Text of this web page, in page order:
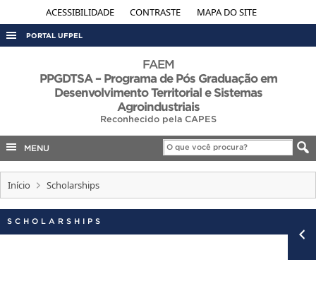
ACESSIBILIDADE CONTRASTE MAPA DO SITE
PORTAL UFPEL
AUDITORIA
FAEM
PPGDTSA – Programa de Pós Graduação em
Desenvolvimento Territorial e Sistemas
Agroindustriais
Reconhecido pela CAPES
MENU
Início Scholarships
SCHOLARSHIPS